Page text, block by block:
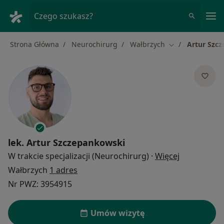
Czego szukasz?
Strona Główna Neurochirurg Wałbrzych Zmień miasto
Artur
lek. Artur Szczepankowski
W trakcie specjalizacji (Neurochirurg) · Więcej
Wałbrzych 1 adres
Nr PWZ: 3954915
Umów wizytę